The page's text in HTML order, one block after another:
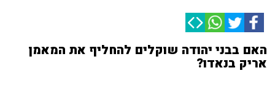
האם בבני יהודה שוקלים להחליף את המאמן
אריק בנאדו?